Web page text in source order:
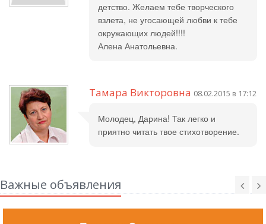
детство. Желаем тебе творческого
взлета, не угосающей любви к тебе
окружающих людей!!!!
Алена Анатольевна.
Тамара Викторовна 08.02.2015 в 17:12
Молодец, Дарина! Так легко и
приятно читать твое стихотворение.
Важные объявления